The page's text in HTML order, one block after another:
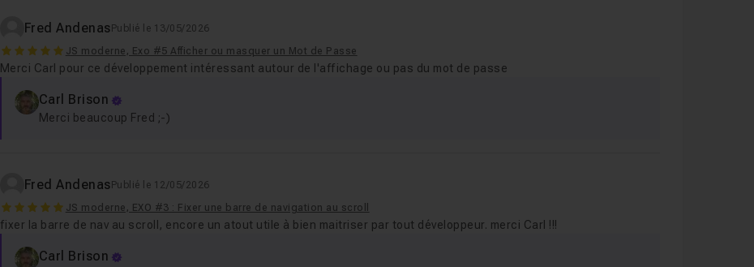
Fred Andenas Publié le 13/05/2026
5 JS moderne, Exo #5 Afficher ou masquer un Mot de Passe
Merci Carl pour ce développement intéressant autour de l'affichage ou pas du mot de passe
Carl Brison
Merci beaucoup Fred ;-)
Fred Andenas Publié le 12/05/2026
5 JS moderne, EXO #3 : Fixer une barre de navigation au scroll
fixer la barre de nav au scroll, encore un atout utile à bien maitriser par tout développeur. merci Carl !!!
Carl Brison